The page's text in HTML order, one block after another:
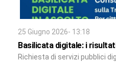
25 Giugno 2026- 13:18
Basilicata digitale: i
Richiesta di servizi pubblici